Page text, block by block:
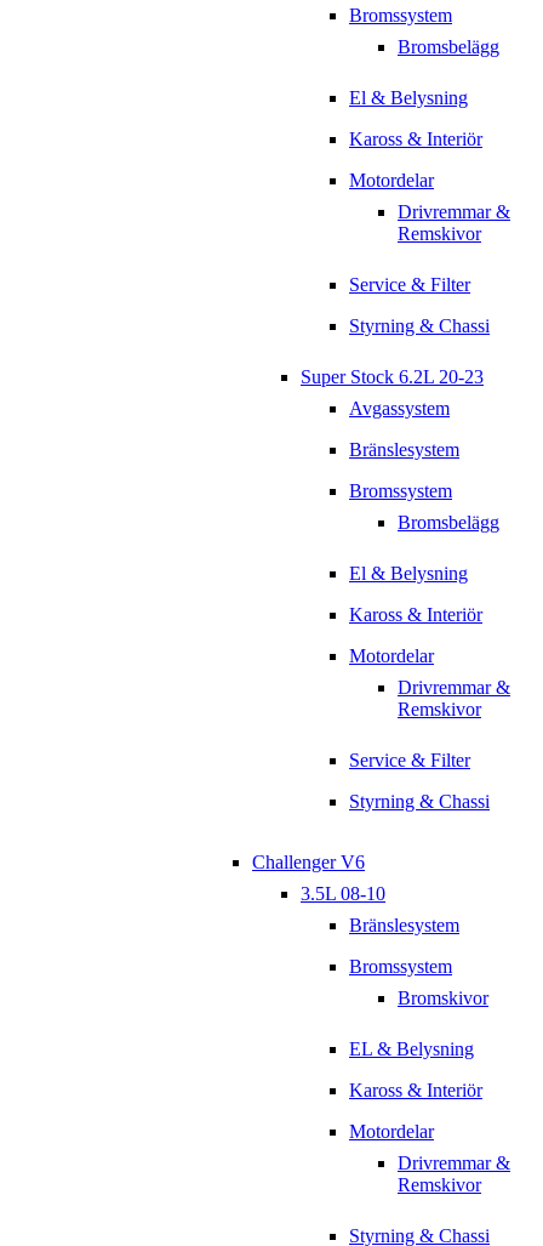
Bromssystem
Bromsbelägg
El & Belysning
Kaross & Interiör
Motordelar
Drivremmar &
Remskivor
Service & Filter
Styrning & Chassi
Super Stock 6.2L 20-23
Avgassystem
Bränslesystem
Bromssystem
Bromsbelägg
El & Belysning
Kaross & Interiör
Motordelar
Drivremmar &
Remskivor
Service & Filter
Styrning & Chassi
Challenger V6
3.5L 08-10
Bränslesystem
Bromssystem
Bromskivor
EL & Belysning
Kaross & Interiör
Motordelar
Drivremmar &
Remskivor
Styrning & Chassi